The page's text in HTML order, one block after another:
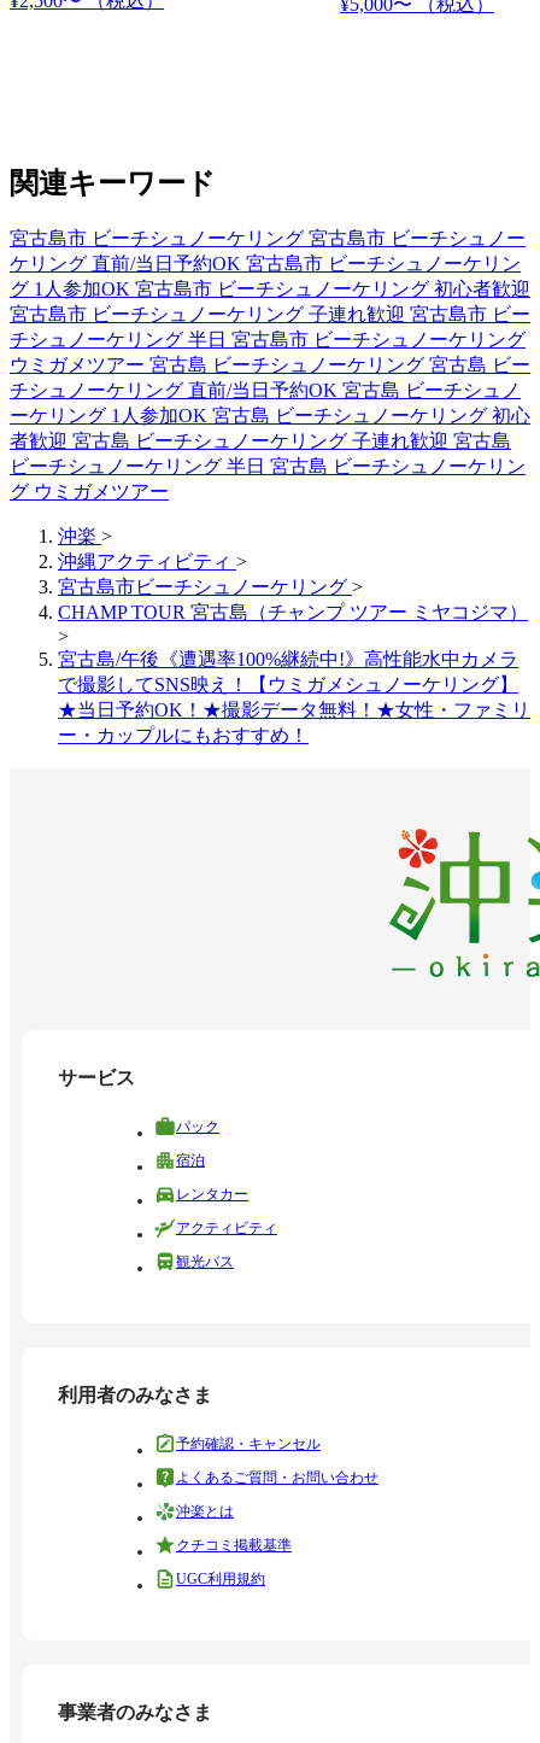
関連キーワード
宮古島市 ビーチシュノーケリング 宮古島市 ビーチシュノー
ケリング 直前/当日予約OK 宮古島市 ビーチシュノーケリン
グ 1人参加OK 宮古島市 ビーチシュノーケリング 初心者歓迎
宮古島市 ビーチシュノーケリング 子連れ歓迎 宮古島市 ビー
チシュノーケリング 半日 宮古島市 ビーチシュノーケリング
ウミガメツアー 宮古島 ビーチシュノーケリング 宮古島 ビー
チシュノーケリング 直前/当日予約OK 宮古島 ビーチシュノ
ーケリング 1人参加OK 宮古島 ビーチシュノーケリング 初心
者歓迎 宮古島 ビーチシュノーケリング 子連れ歓迎 宮古島
ビーチシュノーケリング 半日 宮古島 ビーチシュノーケリン
グ ウミガメツアー
沖楽 >
沖縄アクティビティ >
宮古島市ビーチシュノーケリング >
CHAMP TOUR 宮古島（チャンプ ツアー ミヤコジマ）
>
宮古島/午後《遭遇率100%継続中!》高性能水中カメラ
で撮影してSNS映え！【ウミガメシュノーケリング】
★当日予約OK！★撮影データ無料！★女性・ファミリ
ー・カップルにもおすすめ！
サービス
パック
宿泊
レンタカー
アクティビティ
観光バス
利用者のみなさま
予約確認・キャンセル
よくあるご質問・お問い合わせ
沖楽とは
クチコミ掲載基準
UGC利用規約
事業者のみなさま